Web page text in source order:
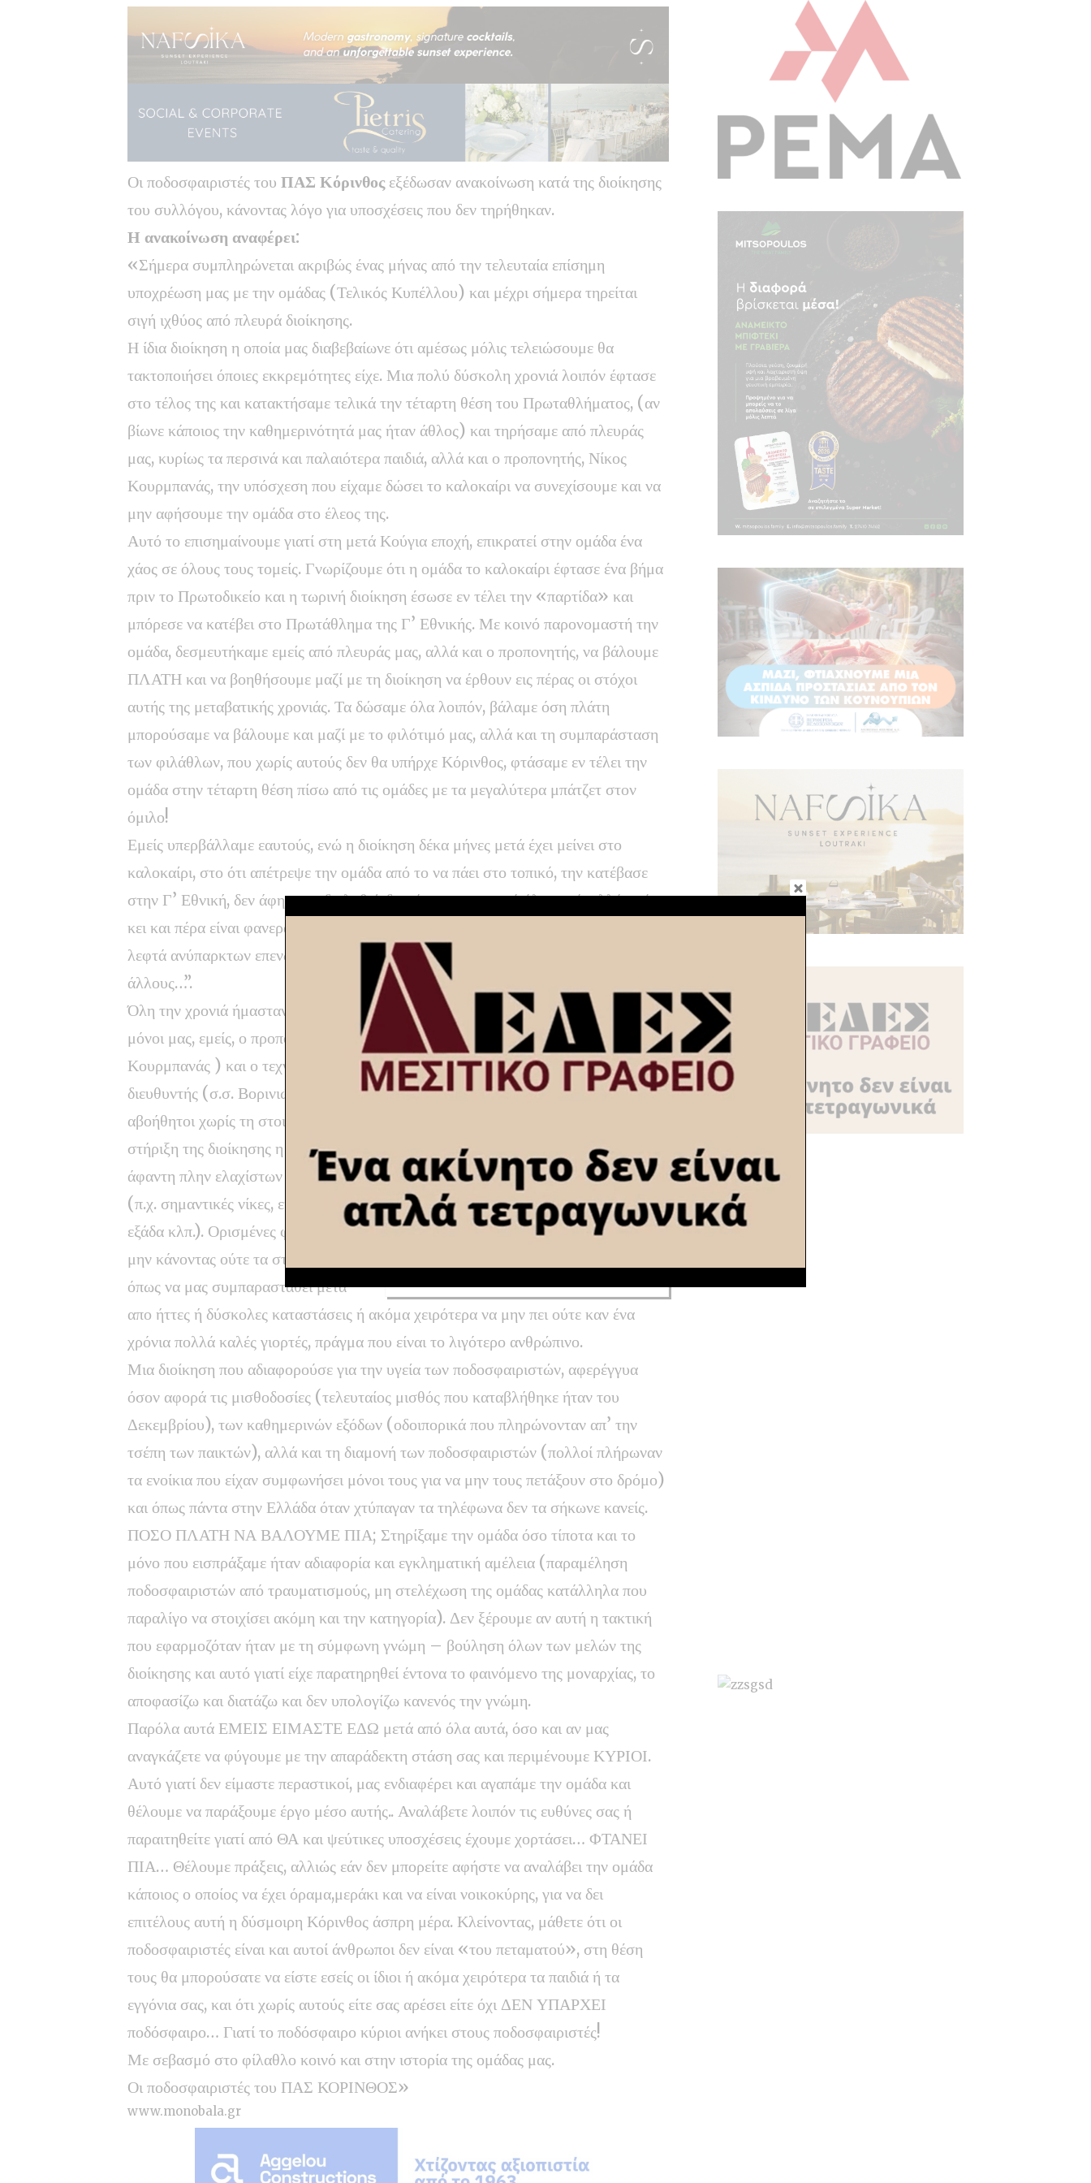
Οι ποδοσφαιριστές του ΠΑΣ Κόρινθος εξέδωσαν ανακοίνωση κατά της διοίκησης
του συλλόγου, κάνοντας λόγο για υποσχέσεις που δεν τηρήθηκαν.
Η ανακοίνωση αναφέρει:
«Σήμερα συμπληρώνεται ακριβώς ένας μήνας από την τελευταία επίσημη
υποχρέωση μας με την ομάδας (Τελικός Κυπέλλου) και μέχρι σήμερα τηρείται
σιγή ιχθύος από πλευρά διοίκησης.
Η ίδια διοίκηση η οποία μας διαβεβαίωνε ότι αμέσως μόλις τελειώσουμε θα
τακτοποιήσει όποιες εκκρεμότητες είχε. Μια πολύ δύσκολη χρονιά λοιπόν έφτασε
στο τέλος της και κατακτήσαμε τελικά την τέταρτη θέση του Πρωταθλήματος, (αν
βίωνε κάποιος την καθημερινότητά μας ήταν άθλος) και τηρήσαμε από πλευράς
μας, κυρίως τα περσινά και παλαιότερα παιδιά, αλλά και ο προπονητής, Νίκος
Κουρμπανάς, την υπόσχεση που είχαμε δώσει το καλοκαίρι να συνεχίσουμε και να
μην αφήσουμε την ομάδα στο έλεος της.
Αυτό το επισημαίνουμε γιατί στη μετά Κούγια εποχή, επικρατεί στην ομάδα ένα
χάος σε όλους τους τομείς. Γνωρίζουμε ότι η ομάδα το καλοκαίρι έφτασε ένα βήμα
πριν το Πρωτοδικείο και η τωρινή διοίκηση έσωσε εν τέλει την «παρτίδα» και
μπόρεσε να κατέβει στο Πρωτάθλημα της Γ’ Εθνικής. Με κοινό παρονομαστή την
ομάδα, δεσμευτήκαμε εμείς από πλευράς μας, αλλά και ο προπονητής, να βάλουμε
ΠΛΑΤΗ και να βοηθήσουμε μαζί με τη διοίκηση να έρθουν εις πέρας οι στόχοι
αυτής της μεταβατικής χρονιάς. Τα δώσαμε όλα λοιπόν, βάλαμε όση πλάτη
μπορούσαμε να βάλουμε και μαζί με το φιλότιμό μας, αλλά και τη συμπαράσταση
των φιλάθλων, που χωρίς αυτούς δεν θα υπήρχε Κόρινθος, φτάσαμε εν τέλει την
ομάδα στην τέταρτη θέση πίσω από τις ομάδες με τα μεγαλύτερα μπάτζετ στον
όμιλο!
Εμείς υπερβάλλαμε εαυτούς, ενώ η διοίκηση δέκα μήνες μετά έχει μείνει στο
καλοκαίρι, στο ότι απέτρεψε την ομάδα από το να πάει στο τοπικό, την κατέβασε
στην Γ’ Εθνική, δεν άφησε να διαλυθεί, δεκτά και κατανοητά όλα αυτά, αλλά από
κει και πέρα είναι φανερά απούσα. Έχουμε μείνει στα ΘΑ του καλοκαιριού, στα
λεφτά ανύπαρκτων επενδυτών και στο ”Έλα μωρέ…δεν πειράζει θα βρούμε
άλλους…”.
You Might Also Like
Επιστροφή Κακανάκου στον
Τενεάτη Αθικίων!
Νέο VIDEO από τον Βοτανικό:
Εντυπωσιάζει η πρόοδος των έργων
στο νέο γήπεδο του Παναθηναϊκού
ΑΟ Λουτράκι: Συνεχίζει τις
του ρόστερ
Όλη την χρονιά ήμασταν εντελώς
μόνοι μας, εμείς, ο προπονητής (σ.σ.
Κουρμπανάς ) και ο τεχνικός
διευθυντής (σ.σ. Βορινιώτης),
αβοήθητοι χωρίς τη στοιχειώδη
στήριξη της διοίκησης η οποία ήταν
άφαντη πλην ελαχίστων εξαιρέσεων
(π.χ. σημαντικές νίκες, είσοδος στην
εξάδα κλπ.). Ορισμένες φορές δε,
μην κάνοντας ούτε τα στοιχειώδη,
όπως να μας συμπαρασταθεί μετά
απο ήττες ή δύσκολες καταστάσεις ή ακόμα χειρότερα να μην πει ούτε καν ένα
χρόνια πολλά καλές γιορτές, πράγμα που είναι το λιγότερο ανθρώπινο.
Μια διοίκηση που αδιαφορούσε για την υγεία των ποδοσφαιριστών, αφερέγγυα
όσον αφορά τις μισθοδοσίες (τελευταίος μισθός που καταβλήθηκε ήταν του
Δεκεμβρίου), των καθημερινών εξόδων (οδοιπορικά που πληρώνονταν απ’ την
τσέπη των παικτών), αλλά και τη διαμονή των ποδοσφαιριστών (πολλοί πλήρωναν
τα ενοίκια που είχαν συμφωνήσει μόνοι τους για να μην τους πετάξουν στο δρόμο)
και όπως πάντα στην Ελλάδα όταν χτύπαγαν τα τηλέφωνα δεν τα σήκωνε κανείς.
ΠΟΣΟ ΠΛΑΤΗ ΝΑ ΒΑΛΟΥΜΕ ΠΙΑ; Στηρίξαμε την ομάδα όσο τίποτα και το
μόνο που εισπράξαμε ήταν αδιαφορία και εγκληματική αμέλεια (παραμέληση
ποδοσφαιριστών από τραυματισμούς, μη στελέχωση της ομάδας κατάλληλα που
παραλίγο να στοιχίσει ακόμη και την κατηγορία). Δεν ξέρουμε αν αυτή η τακτική
που εφαρμοζόταν ήταν με τη σύμφωνη γνώμη – βούληση όλων των μελών της
διοίκησης και αυτό γιατί είχε παρατηρηθεί έντονα το φαινόμενο της μοναρχίας, το
αποφασίζω και διατάζω και δεν υπολογίζω κανενός την γνώμη.
Παρόλα αυτά ΕΜΕΙΣ ΕΙΜΑΣΤΕ ΕΔΩ μετά από όλα αυτά, όσο και αν μας
αναγκάζετε να φύγουμε με την απαράδεκτη στάση σας και περιμένουμε ΚΥΡΙΟΙ.
Αυτό γιατί δεν είμαστε περαστικοί, μας ενδιαφέρει και αγαπάμε την ομάδα και
θέλουμε να παράξουμε έργο μέσο αυτής.. Αναλάβετε λοιπόν τις ευθύνες σας ή
παραιτηθείτε γιατί από ΘΑ και ψεύτικες υποσχέσεις έχουμε χορτάσει… ΦΤΑΝΕΙ
ΠΙΑ… Θέλουμε πράξεις, αλλιώς εάν δεν μπορείτε αφήστε να αναλάβει την ομάδα
κάποιος ο οποίος να έχει όραμα,μεράκι και να είναι νοικοκύρης, για να δει
επιτέλους αυτή η δύσμοιρη Κόρινθος άσπρη μέρα. Κλείνοντας, μάθετε ότι οι
ποδοσφαιριστές είναι και αυτοί άνθρωποι δεν είναι «του πεταματού», στη θέση
τους θα μπορούσατε να είστε εσείς οι ίδιοι ή ακόμα χειρότερα τα παιδιά ή τα
εγγόνια σας, και ότι χωρίς αυτούς είτε σας αρέσει είτε όχι ΔΕΝ ΥΠΑΡΧΕΙ
ποδόσφαιρο… Γιατί το ποδόσφαιρο κύριοι ανήκει στους ποδοσφαιριστές!
Με σεβασμό στο φίλαθλο κοινό και στην ιστορία της ομάδας μας.
Οι ποδοσφαιριστές του ΠΑΣ ΚΟΡΙΝΘΟΣ»
www.monobala.gr